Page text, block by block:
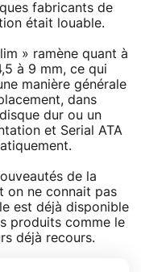
fabricants de
était louable.
» ramène quant à
à 9 mm, ce qui
manière générale
dans
dur ou un
et Serial ATA
de la
on ne connait pas
est déjà disponible
produits comme le
déjà recours.